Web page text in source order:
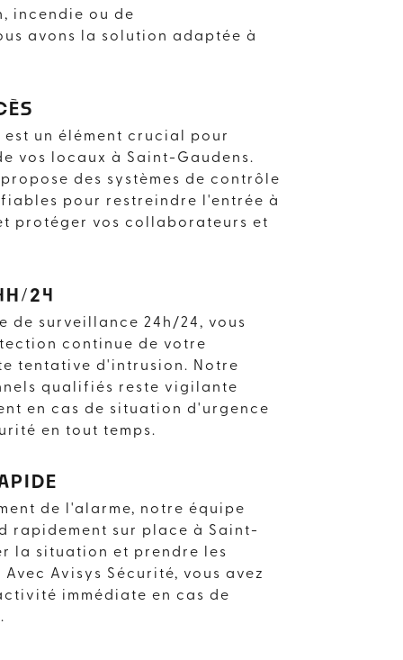
DE SAINT-
incendie ou de
avons la solution adaptée à
est un élément crucial pour
vos locaux à Saint-Gaudens.
des systèmes de contrôle
pour restreindre l'entrée à
protéger vos collaborateurs et
24
de surveillance 24h/24, vous
continue de votre
tentative d'intrusion. Notre
qualifiés reste vigilante
en cas de situation d'urgence
en tout temps.
de l'alarme, notre équipe
rapidement sur place à Saint-
la situation et prendre les
Avec Avisys Sécurité, vous avez
immédiate en cas de